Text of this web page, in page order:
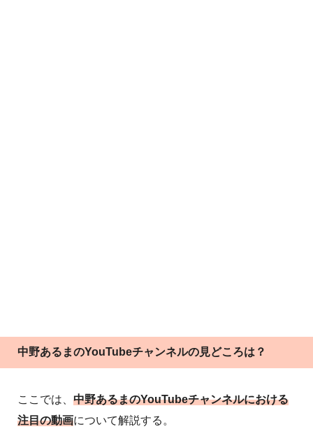
中野あるまのYouTubeチャンネルの見どころは？
ここでは、 中野あるまのYouTubeチャンネルにおける
注目の動画について解説する。